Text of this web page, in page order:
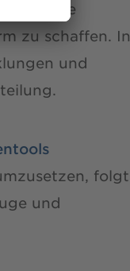
um die
zu schaffen. In
und
folgt
und